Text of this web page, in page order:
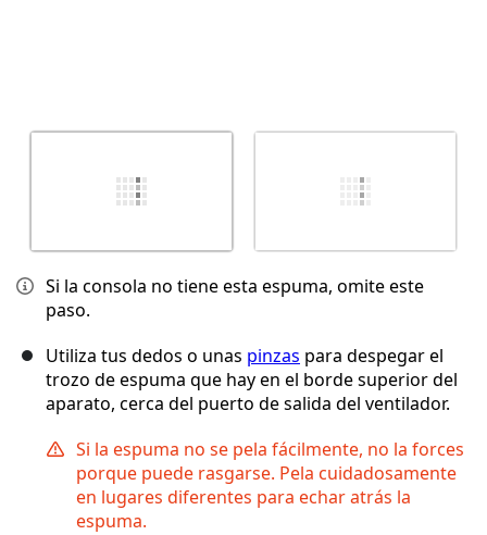
Si la consola no tiene esta espuma, omite este
paso.
Utiliza tus dedos o unas pinzas para despegar el
trozo de espuma que hay en el borde superior del
aparato, cerca del puerto de salida del ventilador.
Si la espuma no se pela fácilmente, no la forces
porque puede rasgarse. Pela cuidadosamente
en lugares diferentes para echar atrás la
espuma.